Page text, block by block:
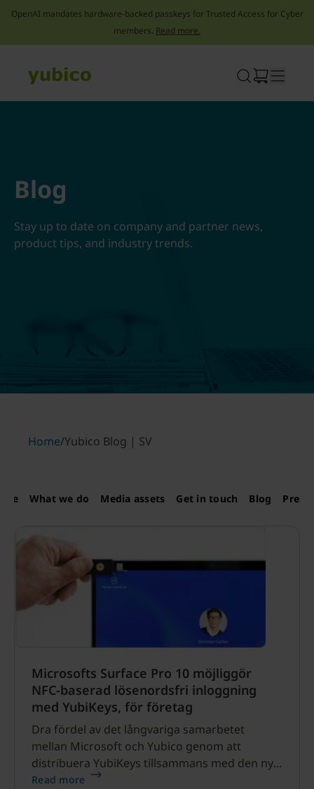
OpenAI mandates hardware-backed passkeys for Trusted Access for Cyber
members. Read more.
Blog
Stay up to date on company and partner news,
product tips, and industry trends.
Home/Yubico Blog | SV
What we do Media assets Get in touch Blog Press
Microsofts Surface Pro 10 möjliggör
NFC-baserad lösenordsfri inloggning
med YubiKeys, för företag
Dra fördel av det långvariga samarbetet
mellan Microsoft och Yubico genom att
distribuera YubiKeys tillsammans med den nya
Surface Pro 10 enheten för ditt företag.
Read more